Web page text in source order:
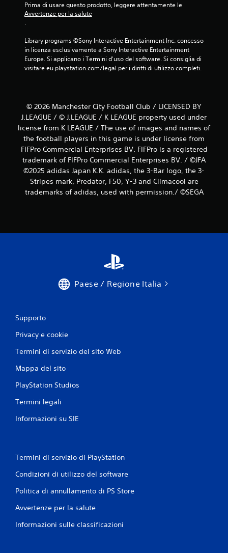
Prima di usare questo prodotto, leggere attentamente le
Avvertenze per la salute
.
Library programs ©Sony Interactive Entertainment Inc. concesso
in licenza esclusivamente a Sony Interactive Entertainment
Europe. Si applicano i Termini d'uso del software. Si consiglia di
visitare eu.playstation.com/legal per i diritti di utilizzo completi.
© 2026 Manchester City Football Club / LICENSED BY
J.LEAGUE / © J.LEAGUE / K LEAGUE property used under
license from K LEAGUE / The use of images and names of
the football players in this game is under license from
FIFPro Commercial Enterprises BV. FIFPro is a registered
trademark of FIFPro Commercial Enterprises BV. / ©JFA
©2025 adidas Japan K.K. adidas, the 3-Bar logo, the 3-
Stripes mark, Predator, F50, Y-3 and Climacool are
trademarks of adidas, used with permission./ ©SEGA
Paese / Regione Italia
Supporto
Privacy e cookie
Termini di servizio del sito Web
Mappa del sito
PlayStation Studios
Termini legali
Informazioni su SIE
Termini di servizio di PlayStation
Condizioni di utilizzo del software
Politica di annullamento di PS Store
Avvertenze per la salute
Informazioni sulle classificazioni